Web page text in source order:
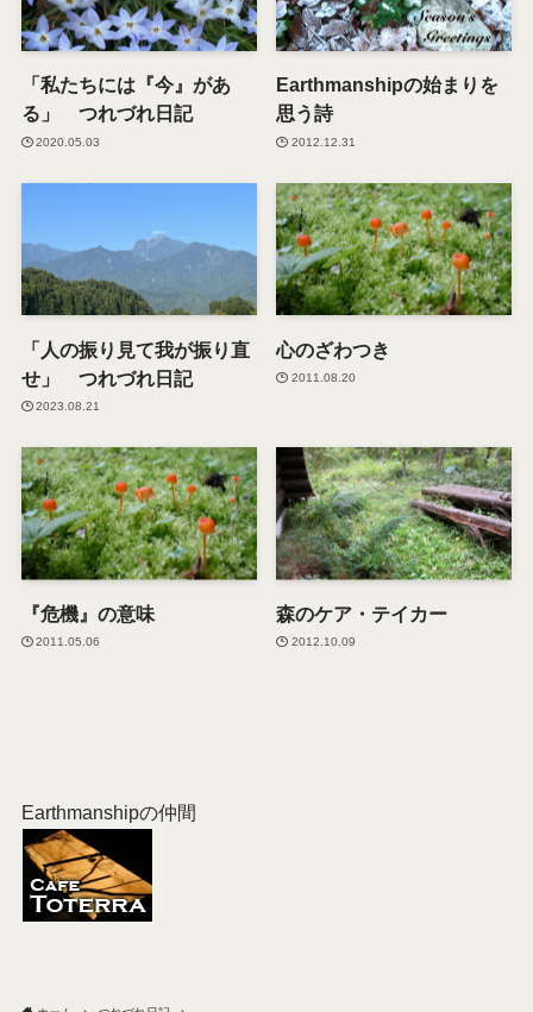
「私たちには『今』があ
る」 つれづれ日記
2020.05.03
Earthmanshipの始まりを
思う詩
2012.12.31
「人の振り見て我が振り直
せ」 つれづれ日記
2023.08.21
心のざわつき
2011.08.20
『危機』の意味
2011.05.06
森のケア・テイカー
2012.10.09
Earthmanshipの仲間